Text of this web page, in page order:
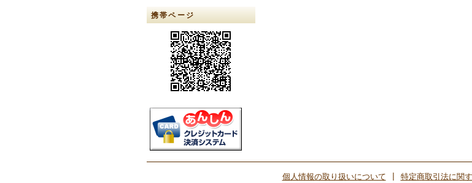
携帯ページ
個人情報の取り扱いについて 特定商取引法に関